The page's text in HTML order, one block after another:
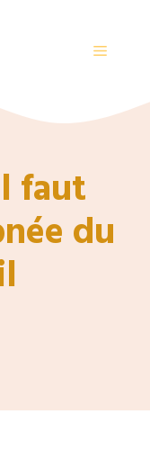
MENU
faut
du